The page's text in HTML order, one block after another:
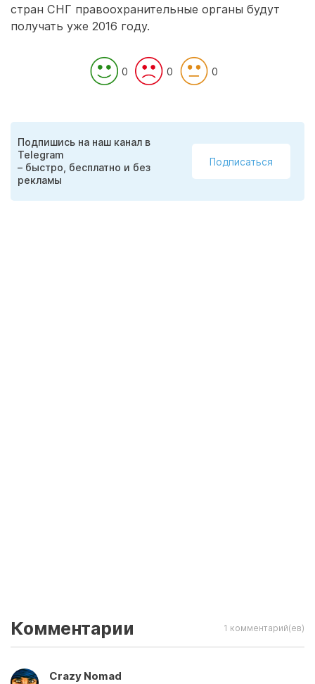
стран СНГ правоохранительные органы будут
получать уже 2016 году.
0 0 0
Подпишись на наш канал в
Telegram
– быстро, бесплатно и без
рекламы
Подписаться
Комментарии 1 комментарий(ев)
Crazy Nomad